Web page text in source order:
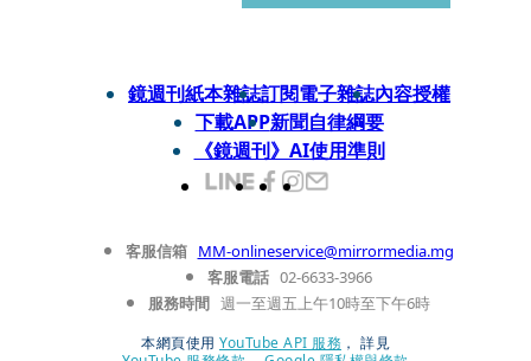
鏡週刊紙本雜誌訂閱電子雜誌內容授權
下載APP新聞自律綱要
《鏡週刊》AI使用準則
客服信箱 MM-onlineservice@mirrormedia.mg
客服電話 02-6633-3966
服務時間 週一至週五上午10時至下午6時
本網頁使用 YouTube API 服務 ， 詳見